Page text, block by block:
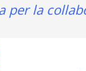
per la